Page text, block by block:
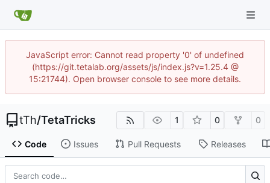
JavaScript error: Cannot read property '0' of undefined
(https://git.tetalab.org/assets/js/index.js?v=1.25.4 @
15:21744). Open browser console to see more details.
tTh/TetaTricks 1 0 0
Code Issues Pull Requests Releases